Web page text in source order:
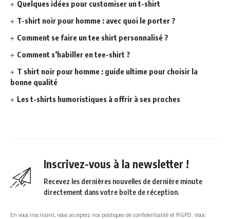
Quelques idées pour customiser un t-shirt
T-shirt noir pour homme : avec quoi le porter ?
Comment se faire un tee shirt personnalisé ?
Comment s’habiller en tee-shirt ?
T shirt noir pour homme : guide ultime pour choisir la
bonne qualité
Les t-shirts humoristiques à offrir à ses proches
Inscrivez-vous à la newsletter !
Recevez les dernières nouvelles de dernière minute
directement dans votre boîte de réception.
En vous inscrivant, vous acceptez nos politiques de confidentialité et RGPD. Vous